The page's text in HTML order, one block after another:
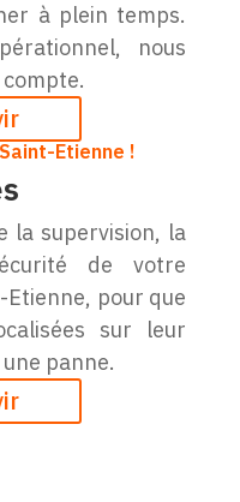
à plein temps.
nous
Etienne !
la supervision, la
de votre
pour que
sur leur
panne.